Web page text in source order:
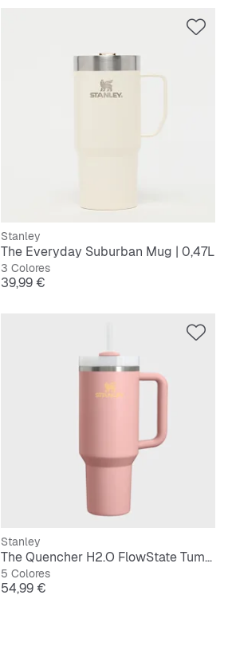
Stanley
The Everyday Suburban Mug | 0,47L
3 Colores
Precio
39,99 €
Stanley
The Quencher H2.O FlowState Tumbler | 1,2L
5 Colores
Precio
54,99 €